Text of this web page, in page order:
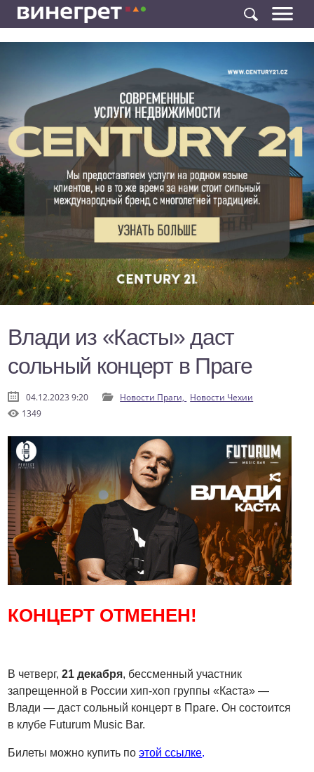
Влади из «Касты» даст
сольный концерт в Праге
04.12.2023 9:20 Новости Праги, Новости Чехии
1349
КОНЦЕРТ ОТМЕНЕН!
В четверг,21 декабря, бессменный участник
запрещенной в России хип-хоп группы «Каста» —
Влади — даст сольный концерт в Праге. Он состоится
в клубе Futurum Music Bar.
Билеты можно купить поэтой ссылке.